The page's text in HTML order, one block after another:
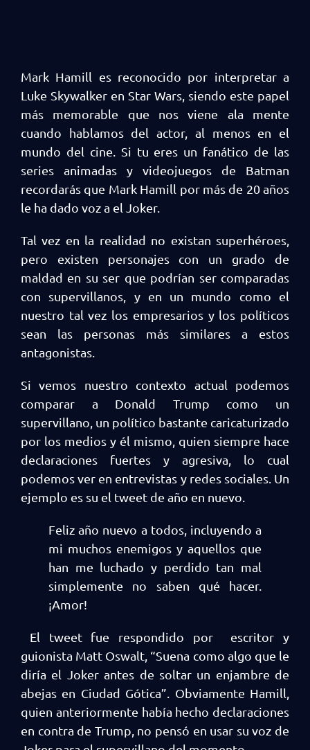
Mark Hamill es reconocido por interpretar a
Luke Skywalker en Star Wars, siendo este papel
más memorable que nos viene ala mente
cuando hablamos del actor, al menos en el
mundo del cine. Si tu eres un fanático de las
series animadas y videojuegos de Batman
recordarás que Mark Hamill por más de 20 años
le ha dado voz a el Joker.
Tal vez en la realidad no existan superhéroes,
pero existen personajes con un grado de
maldad en su ser que podrían ser comparadas
con supervillanos, y en un mundo como el
nuestro tal vez los empresarios y los políticos
sean las personas más similares a estos
antagonistas.
Si vemos nuestro contexto actual podemos
comparar a Donald Trump como un
supervillano, un político bastante caricaturizado
por los medios y él mismo, quien siempre hace
declaraciones fuertes y agresiva, lo cual
podemos ver en entrevistas y redes sociales. Un
ejemplo es su el tweet de año en nuevo.
Feliz año nuevo a todos, incluyendo a
mi muchos enemigos y aquellos que
han me luchado y perdido tan mal
simplemente no saben qué hacer.
¡Amor!
El tweet fue respondido por escritor y
guionista Matt Oswalt, “Suena como algo que le
diría el Joker antes de soltar un enjambre de
abejas en Ciudad Gótica”. Obviamente Hamill,
quien anteriormente había hecho declaraciones
en contra de Trump, no pensó en usar su voz de